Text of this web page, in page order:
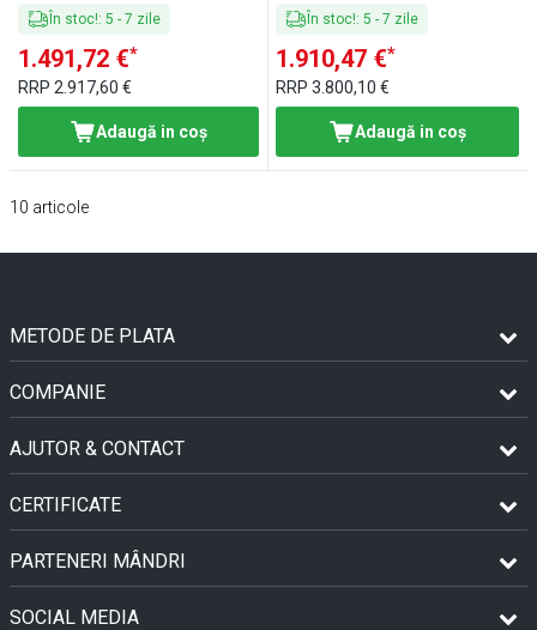
În stoc!: 5 - 7 zile
1.491,72 €*
RRP 2.917,60 €
Adaugă in coş
În stoc!:5 -7 zile
1.910,47 €*
RRP3.800,10 €
Adaugă in coş
10 articole
METODE DE PLATA
COMPANIE
AJUTOR & CONTACT
CERTIFICATE
PARTENERI MÂNDRI
SOCIAL MEDIA